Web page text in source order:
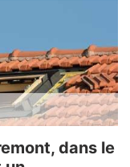
dans le